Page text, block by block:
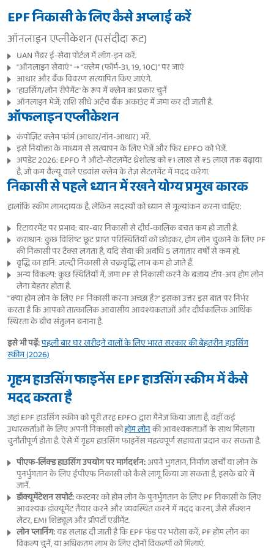
EPF निकासी के लिए कैसे अप्लाई करें
ऑनलाइन एप्लीकेशन (पसंदीदा रूट)
UAN मेंबर ई-सेवा पोर्टल में लॉग-इन करें.
"ऑनलाइन सेवाएं" → "क्लेम (फॉर्म-31, 19, 10C)" पर जाएं
आधार और बैंक विवरण सत्यापित किए जाएंगे.
'हाउसिंग/लोन रीपेमेंट' के रूप में क्लेम का प्रकार चुनें
ऑनलाइन भेजें; राशि सीधे अटैच बैंक अकाउंट में जमा कर दी जाती है.
ऑफलाइन एप्लीकेशन
कंपोज़िट क्लेम फॉर्म (आधार/नॉन-आधार) भरें.
इसे नियोक्ता के माध्यम से सत्यापन के लिए भेजें और फिर EPFO को भेजें.
अपडेट 2026: EPFO ने ऑटो-सेटलमेंट थ्रेशोल्ड को ₹1 लाख से ₹5 लाख तक बढ़ाया
है, जो कम वैल्यू वाले एडवांस क्लेम के तेज़ सेटलमेंट में मदद करेगा.
निकासी से पहले ध्यान में रखने योग्य प्रमुख कारक
हालांकि स्कीम लाभदायक है, लेकिन सदस्यों को ध्यान से मूल्यांकन करना चाहिए:
रिटायरमेंट पर प्रभाव: बार-बार निकासी से दीर्घ-कालिक बचत कम हो जाती है.
कराधान: कुछ विशिष्ट छूट प्राप्त परिस्थितियों को छोड़कर, होम लोन चुकाने के लिए PF
की निकासी पर टैक्स लगता है, यदि सेवा की अवधि 5 लगातार वर्षों से कम हो.
वृद्धि का हानि: जल्दी निकासी से चक्रवृद्धि लाभ कम हो जाते हैं.
अन्य विकल्प: कुछ स्थितियों में, जमा PF से निकासी करने के बजाय टॉप-अप होम लोन
लेना बेहतर होता है.
"क्या होम लोन के लिए PF निकासी करना अच्छा है?" इसका उत्तर इस बात पर निर्भर
करता है कि आपको तात्कालिक आवासीय आवश्यकताओं और दीर्घकालिक आर्थिक
स्थिरता के बीच संतुलन बनाना है.
इसे भी पढ़ें:पहली बार घर खरीदने वालों के लिए भारत सरकार की बेहतरीन हाउसिंग
स्कीम (2026)
गृहम हाउसिंग फाइनेंस EPF हाउसिंग स्कीम में कैसे
मदद करता है
जहां EPF हाउसिंग स्कीम को पूरी तरह EPFO द्वारा मैनेज किया जाता है, वहीं कई
उधारकर्ताओं के लिए अपनी निकासी कोहोम लोनकी आवश्यकताओं के साथ मिलाना
चुनौतीपूर्ण होता है. ऐसे में गृहम हाउसिंग फाइनेंस महत्वपूर्ण सहायता प्रदान कर सकता है.
पीएफ-लिंक्ड हाउसिंग उपयोग पर मार्गदर्शन:अपने भुगतान, निर्माण खर्चों या लोन के
पुनर्भुगतान के लिए ईपीएफ निकासी को कैसे लागू किया जा सकता है, इसके बारे में
जानें.
डॉक्यूमेंटेशन सपोर्ट:कस्टमर को होम लोन के पुनर्भुगतान के लिए PF निकासी के लिए
आवश्यक डॉक्यूमेंट तैयार करने और व्यवस्थित करने में मदद करना, जैसे सैंक्शन
लेटर, EMI शिड्यूल और प्रॉपर्टी एग्रीमेंट.
लोन प्लानिंग:यह सलाह दी जाती है कि EPF फंड पर भरोसा करें, PF होम लोन का
विकल्प चुनें, या अधिकतम लाभ के लिए दोनों विकल्पों को मिलाएं.